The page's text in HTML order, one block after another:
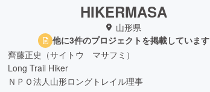
HIKERMASA
山形県
他に3件のプロジェクトを掲載しています
齊藤正史（サイトウ マサフミ）
Long Trail Hiker
ＮＰＯ法人山形ロングトレイル理事